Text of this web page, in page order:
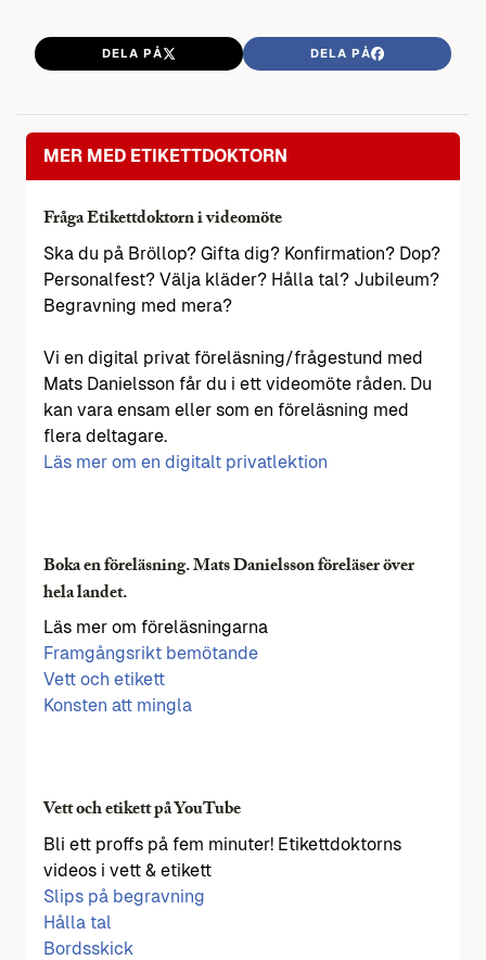
DELA PÅ DELA PÅ
MER MED ETIKETTDOKTORN
Fråga Etikettdoktorn i videomöte
Ska du på Bröllop? Gifta dig? Konfirmation? Dop?
Personalfest? Välja kläder? Hålla tal? Jubileum?
Begravning med mera?
Vi en digital privat föreläsning/frågestund med
Mats Danielsson får du i ett videomöte råden. Du
kan vara ensam eller som en föreläsning med
flera deltagare.
Läs mer om en digitalt privatlektion
Boka en föreläsning. Mats Danielsson föreläser över
hela landet.
Läs mer om föreläsningarna
Framgångsrikt bemötande
Vett och etikett
Konsten att mingla
Vett och etikett på YouTube
Bli ett proffs på fem minuter! Etikettdoktorns
videos i vett & etikett
Slips på begravning
Hålla tal
Bordsskick